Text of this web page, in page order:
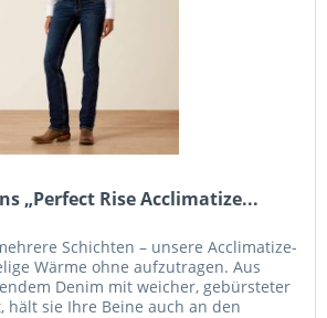
„Perfect Rise Acclimatize...
Schichten – unsere Acclimatize-
Wärme ohne aufzutragen. Aus
Denim mit weicher, gebürsteter
hält sie Ihre Beine auch an den